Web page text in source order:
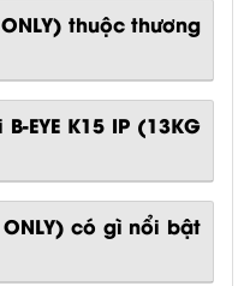
ONLY) thuộc thương
EYE K15 IP (13KG
có gì nổi bật